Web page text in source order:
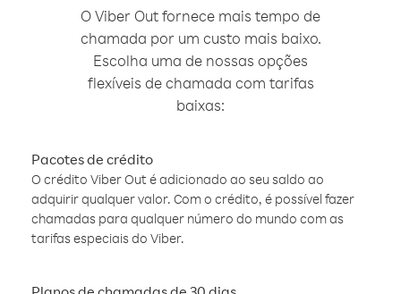
O Viber Out fornece mais tempo de
chamada por um custo mais baixo.
Escolha uma de nossas opções
flexíveis de chamada com tarifas
baixas:
Pacotes de crédito
O crédito Viber Out é adicionado ao seu saldo ao
adquirir qualquer valor. Com o crédito, é possível fazer
chamadas para qualquer número do mundo com as
tarifas especiais do Viber.